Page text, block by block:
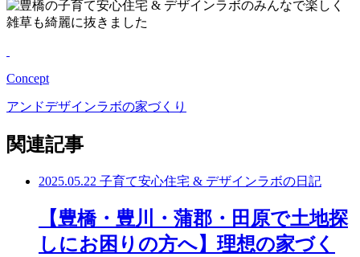
Concept
アンドデザインラボの家づくり
関連記事
2025.05.22 子育て安心住宅 & デザインラボの日記
【豊橋・豊川・蒲郡・田原で土地探
しにお困りの方へ】理想の家づく